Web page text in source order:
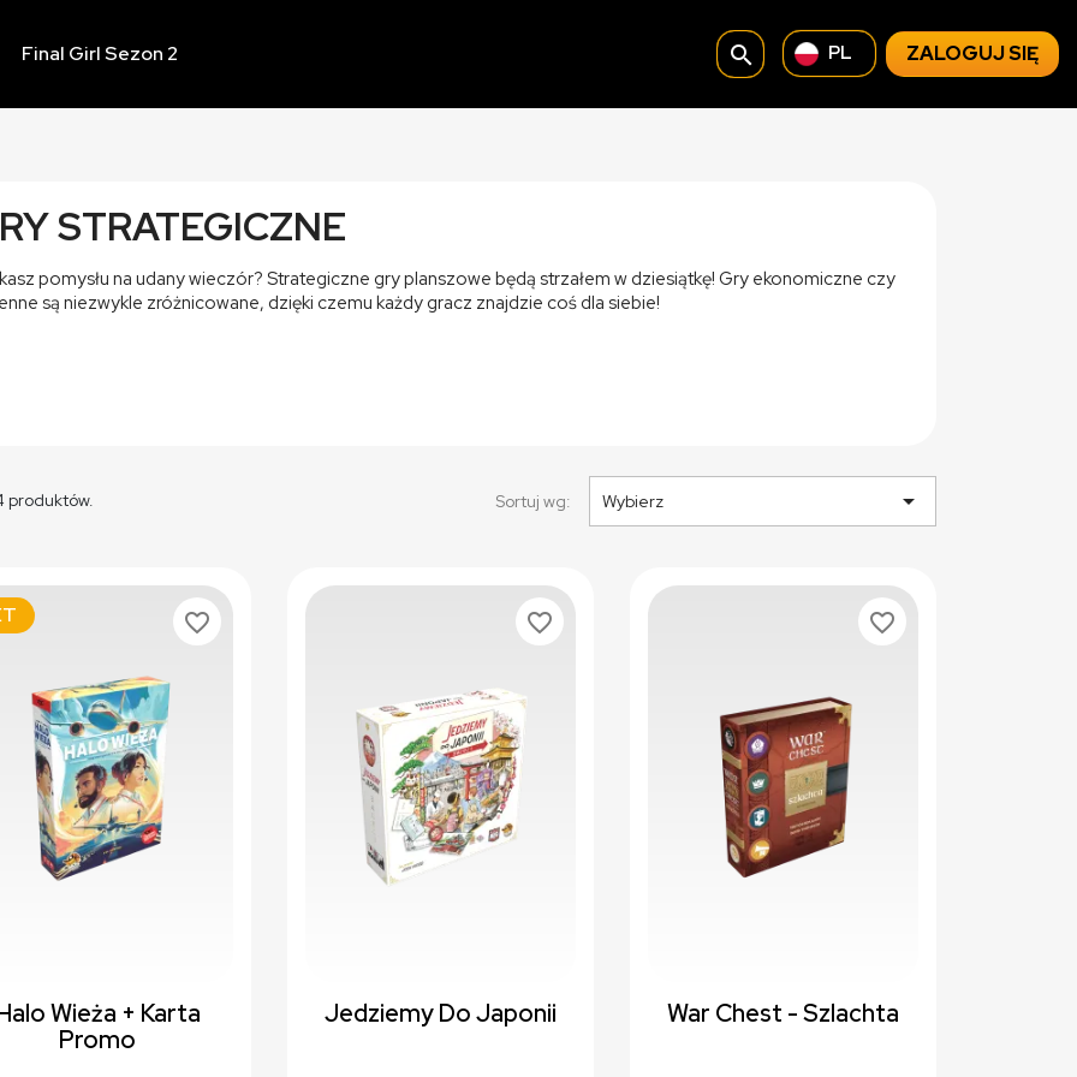
Final Girl Sezon 2 search PL ZALOGUJ SIĘ
STRATEGICZNE
pomysłu na udany wieczór? Strategiczne gry planszowe będą strzałem w dziesiątkę! Gry ekonomiczne czy
są niezwykle zróżnicowane, dzięki czemu każdy gracz znajdzie coś dla siebie!
produktów. Sortuj wg: Wybierz 
Wieża + Karta
Promo
favorite_border
Jedziemy Do Japonii
favorite_border
War Chest - Szlachta
favorite_border